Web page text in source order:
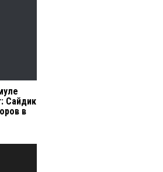
Сайдик
в